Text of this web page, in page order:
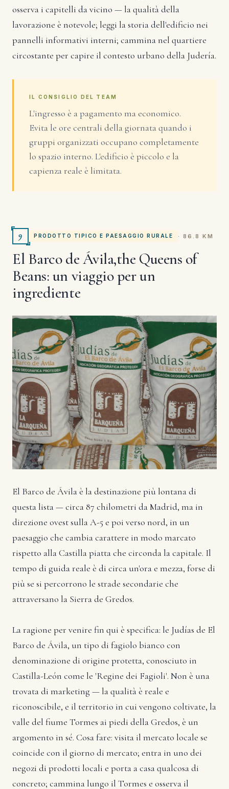
osserva i capitelli da vicino — la qualità della
lavorazione è notevole; leggi la storia dell'edificio nei
pannelli informativi interni; cammina nel quartiere
circostante per capire il contesto urbano della Judería.
IL CONSIGLIO DEL TEAM
L'ingresso è a pagamento ma economico.
Evita le ore centrali della giornata quando i
gruppi organizzati occupano completamente
lo spazio interno. L'edificio è piccolo e la
capienza reale è limitata.
9 PRODOTTO TIPICO E PAESAGGIO RURALE · 86.8 KM
El Barco de Ávila,the Queens of
Beans: un viaggio per un
ingrediente
El Barco de Ávila è la destinazione più lontana di
questa lista — circa 87 chilometri da Madrid, ma in
direzione ovest sulla A-5 e poi verso nord, in un
paesaggio che cambia carattere in modo marcato
rispetto alla Castilla piatta che circonda la capitale. Il
tempo di guida reale è di circa un'ora e mezza, forse di
più se si percorrono le strade secondarie che
attraversano la Sierra de Gredos.
La ragione per venire fin qui è specifica: le Judías de El
Barco de Ávila, un tipo di fagiolo bianco con
denominazione di origine protetta, conosciuto in
Castilla-León come le 'Regine dei Fagioli'. Non è una
trovata di marketing — la qualità è reale e
riconoscibile, e il territorio in cui vengono coltivate, la
valle del fiume Tormes ai piedi della Gredos, è un
argomento in sé. Cosa fare: visita il mercato locale se
coincide con il giorno di mercato; entra in uno dei
negozi di prodotti locali e porta a casa qualcosa di
concreto; cammina lungo il Tormes e osserva il